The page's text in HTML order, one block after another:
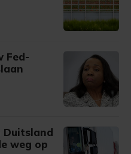
Fed-
Duitsland
weg op